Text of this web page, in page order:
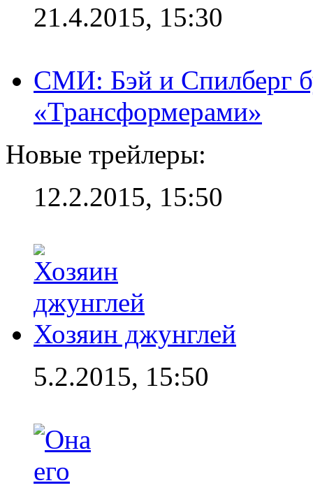
21.4.2015, 15:30
СМИ: Бэй и Спилберг
«Трансформерами»
Новые трейлеры:
12.2.2015, 15:50
Хозяин джунглей
5.2.2015, 15:50